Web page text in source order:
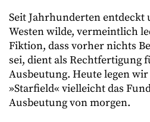
Seit Jahrhunderten entdeckt
Westen wilde, vermeintlich
Fiktion, dass vorher nichts
sei, dient als Rechtfertigung
Ausbeutung. Heute legen
»Starfield« vielleicht das
Ausbeutung von morgen.